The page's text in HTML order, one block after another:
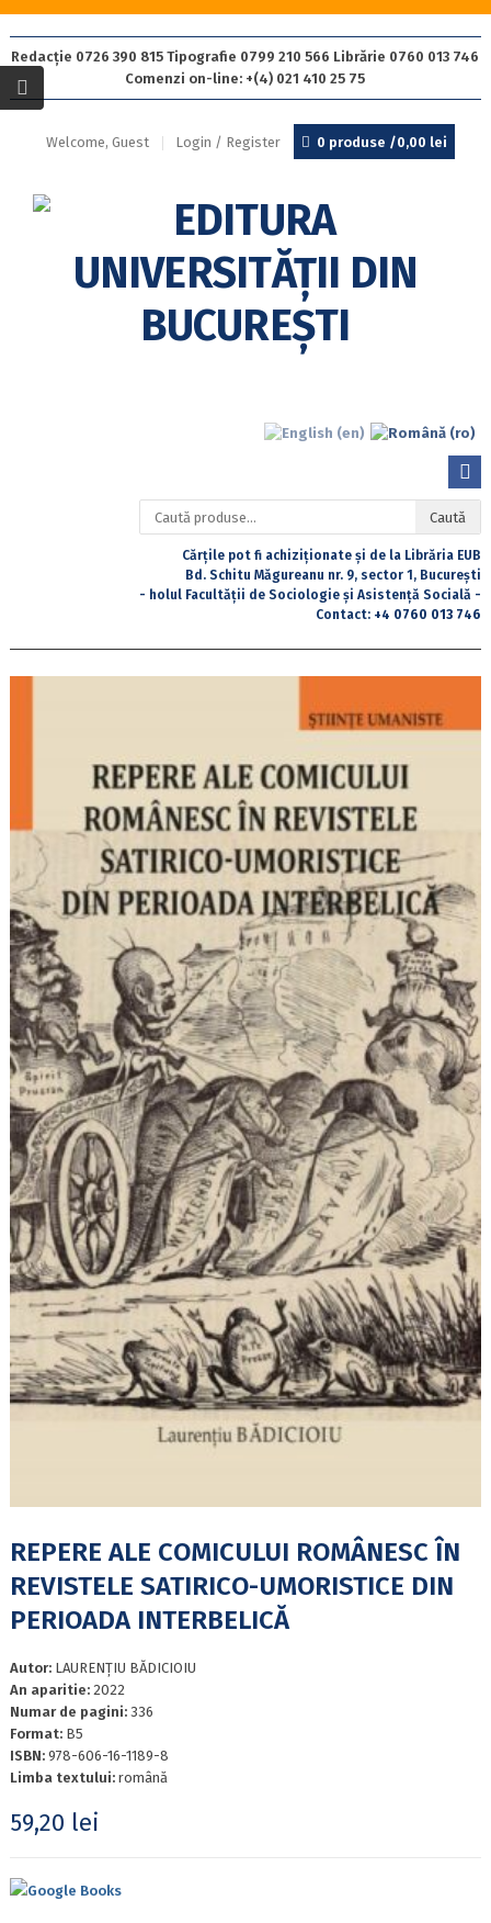
Redacție 0726 390 815 Tipografie 0799 210 566 Librărie 0760 013 746
Comenzi on-line: +(4) 021 410 25 75
Welcome, Guest Login / Register 0 produse /0,00 lei
Caută
după:
Caută
Cărțile pot fi achiziționate și de la Librăria EUB
Bd. Schitu Măgureanu nr. 9, sector 1, București
- holul Facultății de Sociologie și Asistență Socială -
Contact: +4 0760 013 746
REPERE ALE COMICULUI ROMÂNESC ÎN
REVISTELE SATIRICO-UMORISTICE DIN
PERIOADA INTERBELICĂ
Autor: LAURENȚIU BĂDICIOIU
An aparitie: 2022
Numar de pagini: 336
Format: B5
ISBN: 978-606-16-1189-8
Limba textului: română
59,20 lei
Google Books